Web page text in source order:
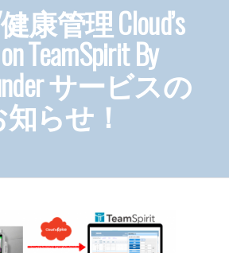
康管理 Cloud’s
TeamSpirit By
サービスの
らせ！